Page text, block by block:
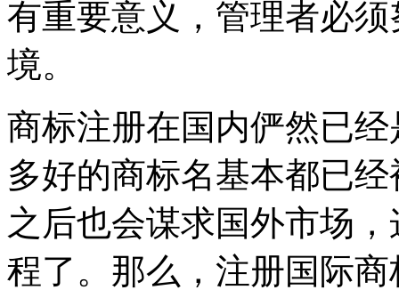
有重要意义，管理者必
境。
商标注册在国内俨然已
多好的商标名基本都已
之后也会谋求国外市场
程了。那么，注册国际